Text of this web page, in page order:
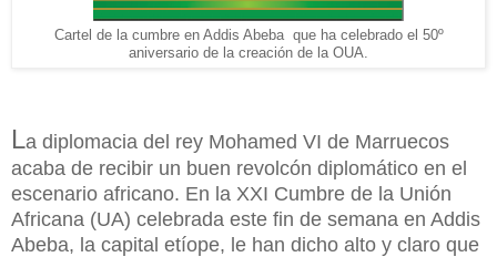
Cartel de la cumbre en Addis Abeba que ha celebrado el 50º
aniversario de la creación de la OUA.
La diplomacia del rey Mohamed VI de Marruecos
acaba de recibir un buen revolcón diplomático en el
escenario africano. En la XXI Cumbre de la Unión
Africana (UA) celebrada este fin de semana en Addis
Abeba, la capital etíope, le han dicho alto y claro que